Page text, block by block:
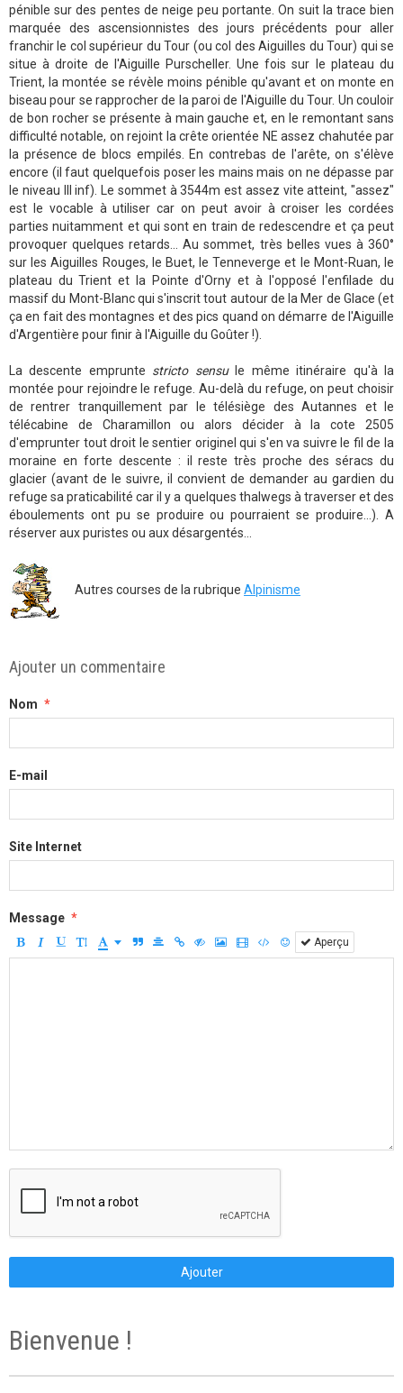
pénible sur des pentes de neige peu portante. On suit la trace bien
marquée des ascensionnistes des jours précédents pour aller
franchir le col supérieur du Tour (ou col des Aiguilles du Tour) qui se
situe à droite de l'Aiguille Purscheller. Une fois sur le plateau du
Trient, la montée se révèle moins pénible qu'avant et on monte en
biseau pour se rapprocher de la paroi de l'Aiguille du Tour. Un couloir
de bon rocher se présente à main gauche et, en le remontant sans
difficulté notable, on rejoint la crête orientée NE assez chahutée par
la présence de blocs empilés. En contrebas de l'arête, on s'élève
encore (il faut quelquefois poser les mains mais on ne dépasse par
le niveau III inf). Le sommet à 3544m est assez vite atteint, "assez"
est le vocable à utiliser car on peut avoir à croiser les cordées
parties nuitamment et qui sont en train de redescendre et ça peut
provoquer quelques retards... Au sommet, très belles vues à 360°
sur les Aiguilles Rouges, le Buet, le Tenneverge et le Mont-Ruan, le
plateau du Trient et la Pointe d'Orny et à l'opposé l'enfilade du
massif du Mont-Blanc qui s'inscrit tout autour de la Mer de Glace (et
ça en fait des montagnes et des pics quand on démarre de l'Aiguille
d'Argentière pour finir à l'Aiguille du Goûter !).
La descente emprunte stricto sensule même itinéraire qu'à la
montée pour rejoindre le refuge. Au-delà du refuge, on peut choisir
de rentrer tranquillement par le télésiège des Autannes et le
télécabine de Charamillon ou alors décider à la cote 2505
d'emprunter tout droit le sentier originel qui s'en va suivre le fil de la
moraine en forte descente : il reste très proche des séracs du
glacier (avant de le suivre, il convient de demander au gardien du
refuge sa praticabilité car il y a quelques thalwegs à traverser et des
éboulements ont pu se produire ou pourraient se produire...). A
réserver aux puristes ou aux désargentés...
Autres courses de la rubrique Alpinisme
Ajouter un commentaire
Nom
E-mail
Site Internet
Message
Aperçu
Ajouter
Bienvenue !